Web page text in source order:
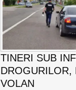
TINERI SUB
DROGURILOR,
VOLAN